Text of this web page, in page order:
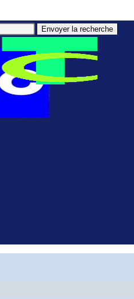
Envoyer la recherche